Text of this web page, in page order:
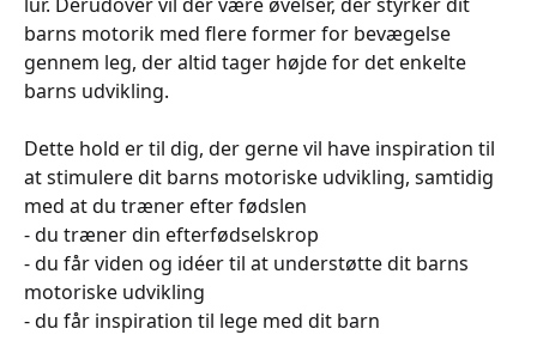
barns motorik med flere former for bevægelse
gennem leg, der altid tager højde for det enkelte
barns udvikling.
Dette hold er til dig, der gerne vil have inspiration til
at stimulere dit barns motoriske udvikling, samtidig
med at du træner efter fødslen
- du træner din efterfødselskrop
- du får viden og idéer til at understøtte dit barns
motoriske udvikling
- du får inspiration til lege med dit barn